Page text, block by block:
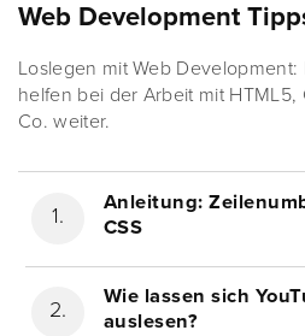
Web Development
Loslegen mit Web Development:
helfen bei der Arbeit mit HTML5,
Co. weiter.
Anleitung:
CSS
Wie lassen sich
auslesen?